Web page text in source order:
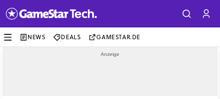
NEWS DEALS GAMESTAR.DE